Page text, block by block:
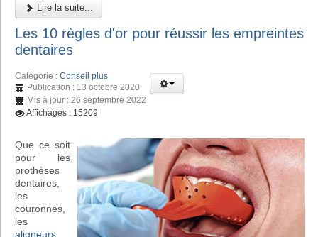
Lire la suite...
Les 10 règles d'or pour réussir les empreintes
dentaires
Catégorie : Conseil plus
Publication : 13 octobre 2020
Mis à jour : 26 septembre 2022
Affichages : 15209
Que ce soit
pour les
prothèses
dentaires,
les
couronnes,
les
aligneurs